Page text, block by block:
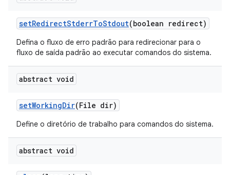
setRedirectStderrToStdout(boolean redirect)
Defina o fluxo de erro padrão para redirecionar para o
fluxo de saída padrão ao executar comandos do sistema.
abstract void
setWorkingDir(File dir)
Define o diretório de trabalho para comandos do sistema.
abstract void